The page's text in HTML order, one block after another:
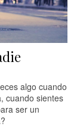
algo cuando
cuando sientes
ser un